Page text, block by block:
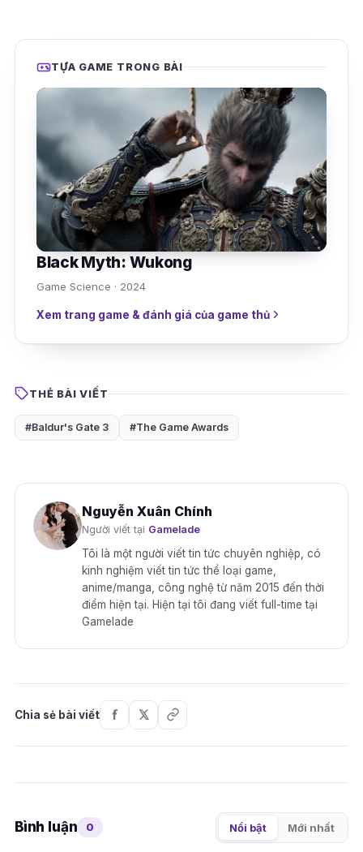
TỰA GAME TRONG BÀI
Black Myth: Wukong
Game Science · 2024
Xem trang game & đánh giá của game thủ
THẺ BÀI VIẾT
#Baldur's Gate 3 #The Game Awards
Nguyễn Xuân Chính
Người viết tại Gamelade
Tôi là một người viết tin tức chuyên nghiệp, có
kinh nghiệm viết tin tức thể loại game,
anime/manga, công nghệ từ năm 2015 đến thời
điểm hiện tại. Hiện tại tôi đang viết full-time tại
Gamelade
Chia sẻ bài viết
Bình luận 0 Nổi bật Mới nhất